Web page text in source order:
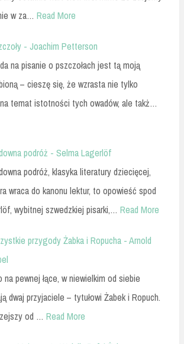
w za… Read More
- Joachim Petterson
na pisanie o pszczołach jest tą moją
– cieszę się, że wzrasta nie tylko
temat istotności tych owadów, ale takż…
podróż - Selma Lagerlöf
podróż, klasyka literatury dziecięcej,
wraca do kanonu lektur, to opowieść spod
wybitnej szwedzkiej pisarki,… Read More
przygody Żabka i Ropucha - Arnold
na pewnej łące, w niewielkim od siebie
dwaj przyjaciele – tytułowi Żabek i Ropuch.
od … Read More